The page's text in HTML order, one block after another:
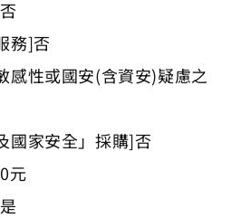
務]否
感性或國安(含資安)疑慮之
國家安全」採購]否
元